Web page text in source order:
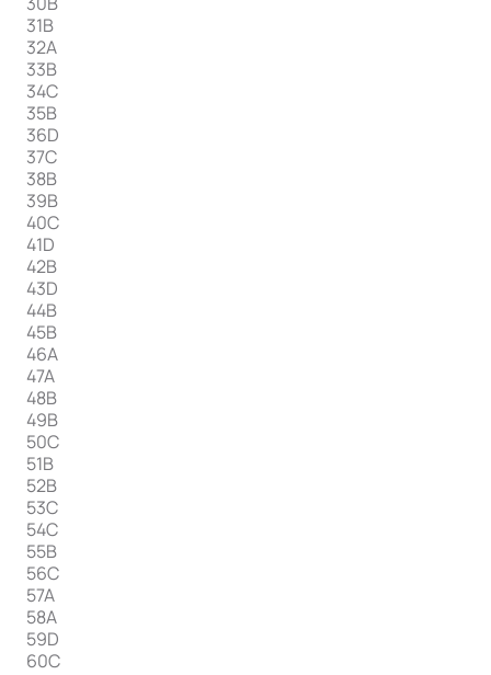
31B
32A
33B
34C
35B
36D
37C
38B
39B
40C
41D
42B
43D
44B
45B
46A
47A
48B
49B
50C
51B
52B
53C
54C
55B
56C
57A
58A
59D
60C